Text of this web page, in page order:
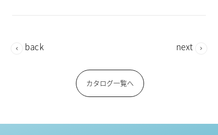
back
カタログ一覧へ
next